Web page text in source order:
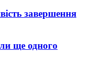
завершення
ще одного